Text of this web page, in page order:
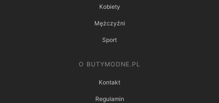
Kobiety
Mężczyźni
Sport
O BUTYMODNE.PL
Kontakt
Regulamin